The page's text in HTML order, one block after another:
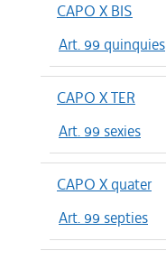
CAPO X BIS
Art. 99 quinquies
CAPO X TER
Art. 99 sexies
CAPO X quater
Art. 99 septies